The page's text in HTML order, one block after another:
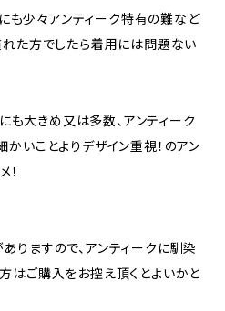
も少々アンティーク特有の難など
れた方でしたら着用には問題ない
も大きめ又は多数、アンティーク
いことよりデザイン重視！のアン
！
りますので、アンティークに馴染
はご購入をお控え頂くとよいかと